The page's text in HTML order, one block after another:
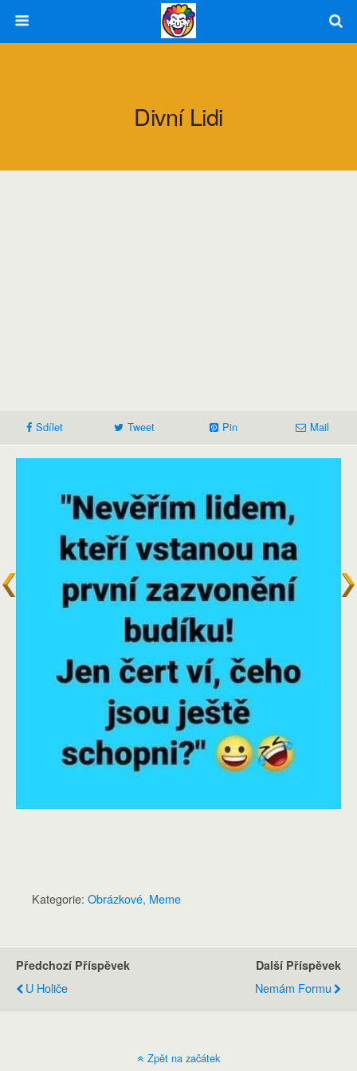
Divní Lidi
Sdílet Tweet Pin Mail
Kategorie: Obrázkové, Meme
Předchozí Příspěvek
U Holiče
Další Příspěvek
Nemám Formu
Zpět na začátek